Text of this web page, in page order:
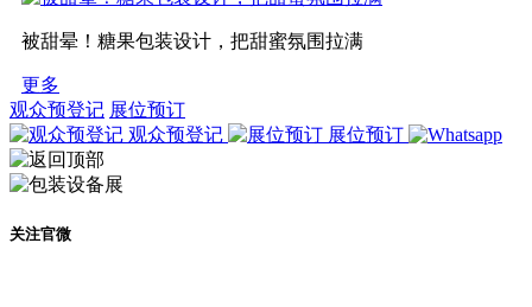
被甜晕！糖果包装设计，把甜蜜氛围拉满
更多
观众预登记 展位预订
观众预登记
展位预订
关注官微